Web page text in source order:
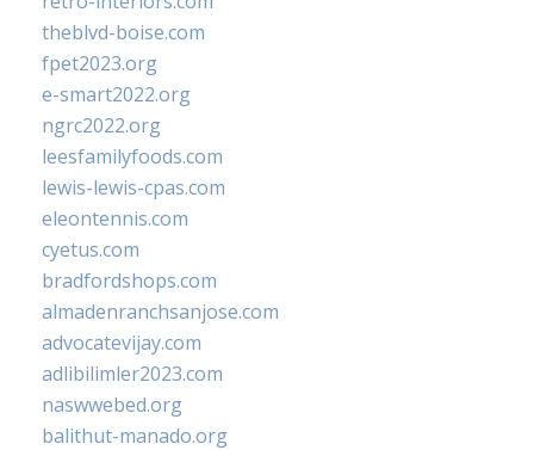
theblvd-boise.com
fpet2023.org
e-smart2022.org
ngrc2022.org
leesfamilyfoods.com
lewis-lewis-cpas.com
eleontennis.com
cyetus.com
bradfordshops.com
almadenranchsanjose.com
advocatevijay.com
adlibilimler2023.com
naswwebed.org
balithut-manado.org